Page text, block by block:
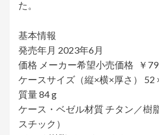
た。
基本情報
発売年月 2023年6月
価格 メーカー希望小売価格 ￥
ケースサイズ（縦×横×厚さ） 52
質量 84 g
ケース・ベゼル材質 チタン／樹
スチック）